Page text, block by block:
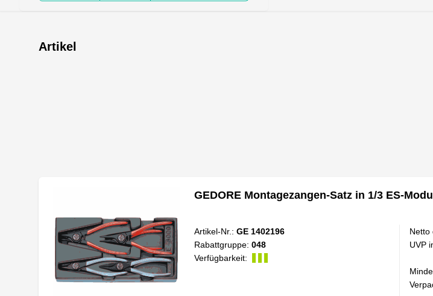
Artikel
GEDORE Montagezangen-Satz in 1/3 ES-
Artikel-Nr.: GE 1402196
Rabattgruppe: 048
Verfügbarkeit:
Netto
UVP